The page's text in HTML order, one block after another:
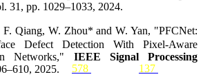
578 137
31, pp. 1029–1033, 2024.
F. Qiang, W. Zhou* and W. Yan, "PFCNet:
Defect Detection With Pixel-Aware
Networks," IEEE Signal Processing
2025.